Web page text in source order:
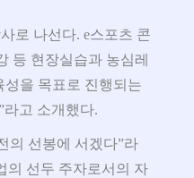
로 나선다. e스포츠 콘
등 현장실습과 농심레
을 목표로 진행되는
고 소개했다.
의 선봉에 서겠다”라
의 선두 주자로서의 자